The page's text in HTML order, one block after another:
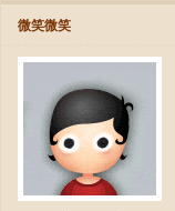
微笑微笑